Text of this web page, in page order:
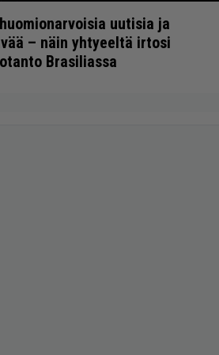
uutisia ja
– näin yhtyeeltä irtosi
Brasiliassa